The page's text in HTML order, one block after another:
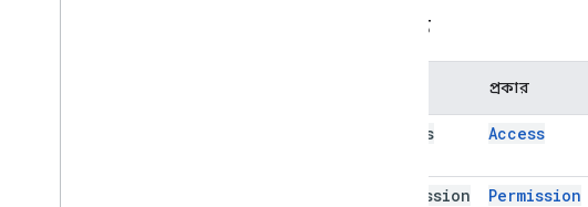
বৈশিষ্ট্য
প্রকার
Access Access
Permission Permission